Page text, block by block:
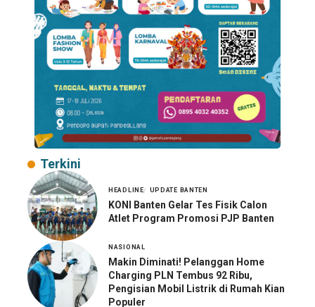
Terkini
HEADLINE UPDATE BANTEN
KONI Banten Gelar Tes Fisik Calon
Atlet Program Promosi PJP Banten
NASIONAL
Makin Diminati! Pelanggan Home
Charging PLN Tembus 92 Ribu,
Pengisian Mobil Listrik di Rumah Kian
Populer